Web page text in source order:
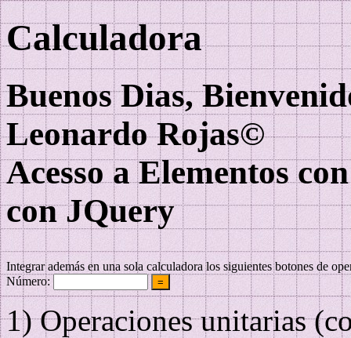
Calculadora
Buenos Dias,
Leonardo Rojas©
Acesso a Elementos
con JQuery
Integrar además en una sola calculadora los siguientes botones de
Número:
=
1) Operaciones unitarias